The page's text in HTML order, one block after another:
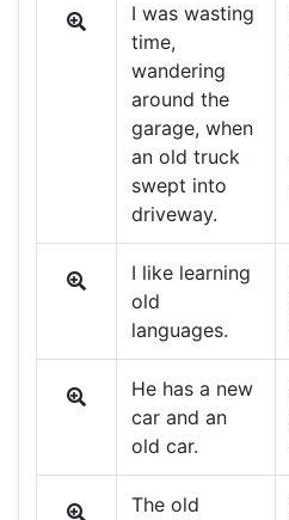
I was wasting
time,
wandering
around the
garage, when
an old truck
swept into
driveway.
I like learning
old
languages.
He has a new
car and an
old car.
The old